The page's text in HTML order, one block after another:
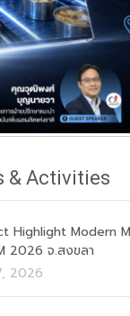
& Activities
Highlight Modern
2026 จ.สงขลา
2026